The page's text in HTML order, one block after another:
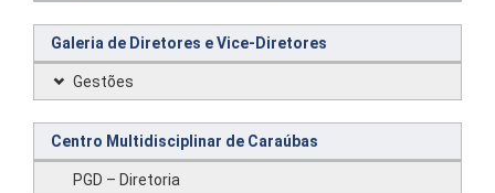
Galeria de Diretores e Vice-Diretores
Gestões
Centro Multidisciplinar de Caraúbas
PGD – Diretoria